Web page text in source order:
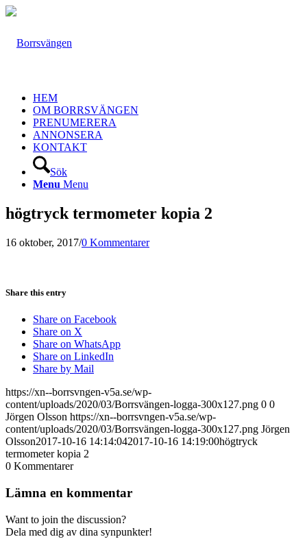
HEM
OM BORRSVÄNGEN
PRENUMERERA
ANNONSERA
KONTAKT
Sök
Menu Menu
högtryck termometer kopia 2
16 oktober, 2017/0 Kommentarer
Share this entry
Share on Facebook
Share on X
Share on WhatsApp
Share on LinkedIn
Share by Mail
https://xn--borrsvngen-v5a.se/wp-
content/uploads/2020/03/Borrsvängen-logga-300x127.png 0 0
Jörgen Olsson https://xn--borrsvngen-v5a.se/wp-
content/uploads/2020/03/Borrsvängen-logga-300x127.png Jörgen
Olsson2017-10-16 14:14:042017-10-16 14:19:00högtryck
termometer kopia 2
0 Kommentarer
Lämna en kommentar
Want to join the discussion?
Dela med dig av dina synpunkter!